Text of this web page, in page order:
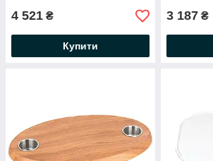
4 521 ₴
Купити
3 187 ₴